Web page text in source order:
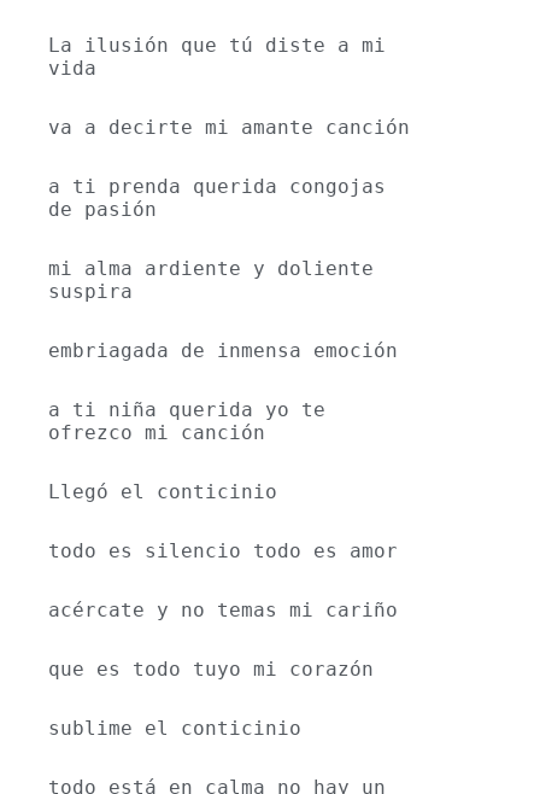
La ilusión que tú diste a mi
vida
va a decirte mi amante canción
a ti prenda querida congojas
de pasión
mi alma ardiente y doliente
suspira
embriagada de inmensa emoción
a ti niña querida yo te
ofrezco mi canción
Llegó el conticinio
todo es silencio todo es amor
acércate y no temas mi cariño
que es todo tuyo mi corazón
sublime el conticinio
todo está en calma no hay un